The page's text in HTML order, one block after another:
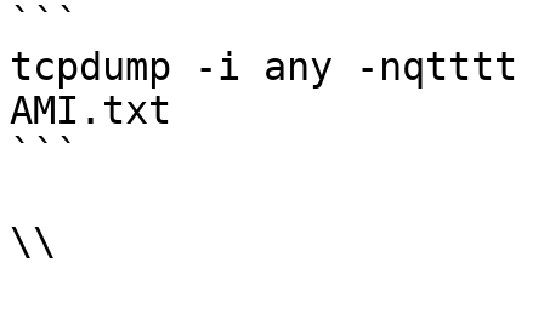
```
tcpdump -i any -nqtttt
AMI.txt
```